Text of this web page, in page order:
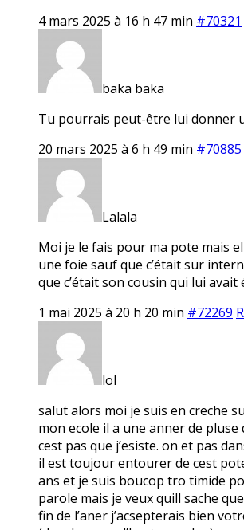
4 mars 2025 à 16 h 47 min #70321
baka baka
Tu pourrais peut-être lui donner
20 mars 2025 à 6 h 49 min #70885
Lalala
Moi je le fais pour ma pote mais
une foie sauf que c’était sur
que c’était son cousin qui lui avait
1 mai 2025 à 20 h 20 min #72269
lol
salut alors moi je suis en creche
mon ecole il a une anner de pluse
cest pas que j’esiste. on et pas
il est toujour entourer de cest
ans et je suis boucop tro timide
parole mais je veux quill sache
fin de l’aner j’acsepterais bien